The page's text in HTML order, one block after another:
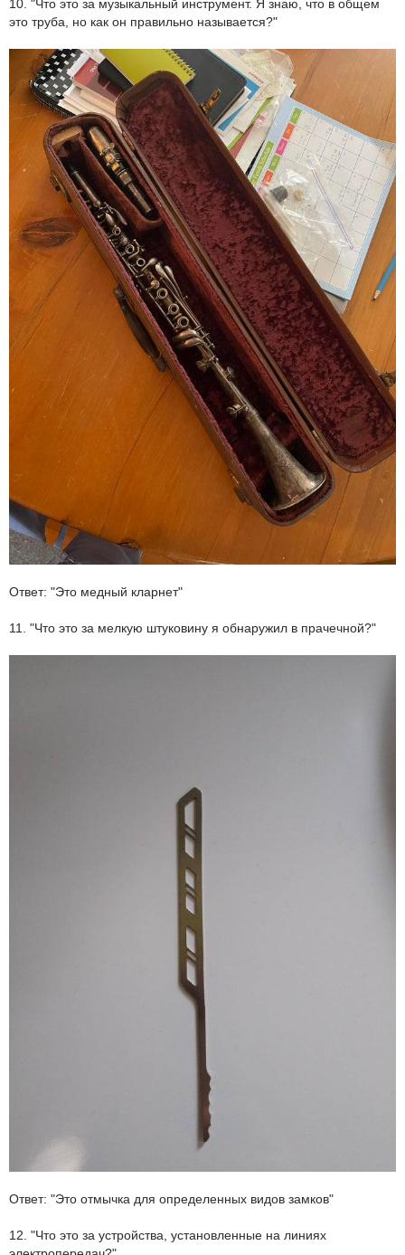
10. "Что это за музыкальный инструмент. Я знаю, что в общем
это труба, но как он правильно называется?"
Ответ: "Это медный кларнет"
11. "Что это за мелкую штуковину я обнаружил в прачечной?"
Ответ: "Это отмычка для определенных видов замков"
12. "Что это за устройства, установленные на линиях